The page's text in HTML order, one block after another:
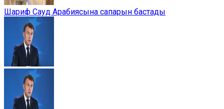
Шариф Сауд Арабиясына сапарын бастады